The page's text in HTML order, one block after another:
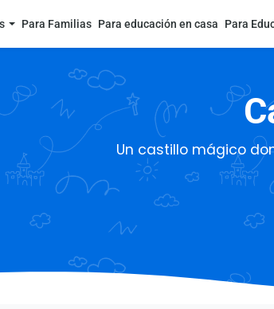
Para Familias Para educación en casa Para
Un castillo mágico